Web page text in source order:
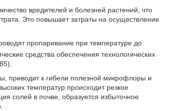
вредителей и болезней растений, что
Это повышает затраты на осуществление
пропаривание при температуре до
средства обеспечения технологических
приводит к гибели полезной микрофлоры и
температур происходит резкое
солей в почве, образуется избыточное